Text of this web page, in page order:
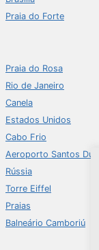
Praia do Forte
Praia do Rosa
Rio de Janeiro
Canela
Estados Unidos
Cabo Frio
Aeroporto Santos
Rússia
Torre Eiffel
Praias
Balneário Camboriú